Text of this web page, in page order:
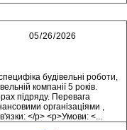
будівельні роботи,
компанії 5 років.
підряду. Перевага
організаціями ,
</p> <p>Умови: <...